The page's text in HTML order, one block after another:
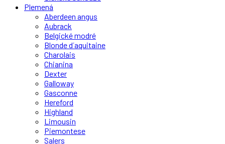
Plemená
Aberdeen angus
Aubrack
Belgické modré
Blonde d´aquitaine
Charolais
Chianina
Dexter
Galloway
Gasconne
Hereford
Highland
Limousin
Piemontese
Salers